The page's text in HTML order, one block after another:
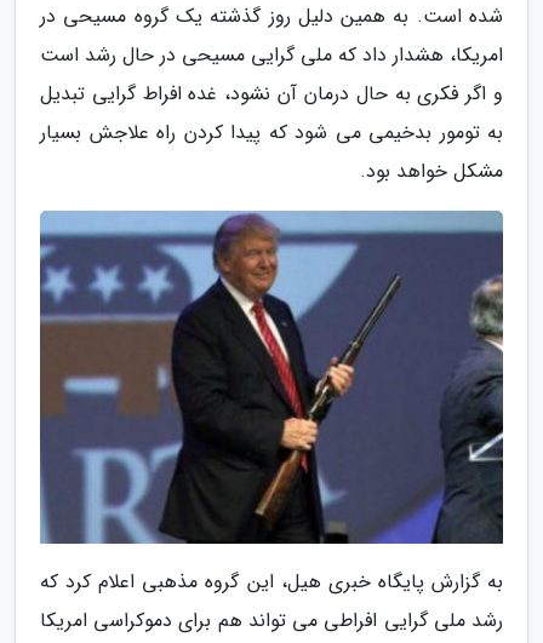
شده است. به همین دلیل روز گذشته یک گروه مسیحی در
امریکا، هشدار داد که ملی گرایی مسیحی در حال رشد است
و اگر فکری به حال درمان آن نشود، غده افراط گرایی تبدیل
به تومور بدخیمی می شود که پیدا کردن راه علاجش بسیار
مشکل خواهد بود.
به گزارش پایگاه خبری هیل، این گروه مذهبی اعلام کرد که
رشد ملی گرایی افراطی می تواند هم برای دموکراسی امریکا